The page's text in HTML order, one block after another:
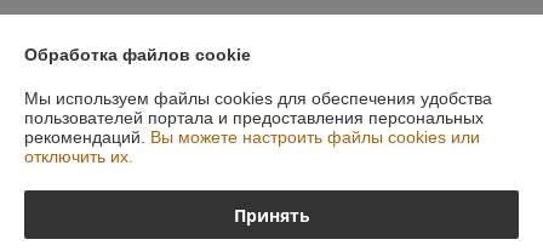
График работы
Полная версия сайта
Обработка файлов cookie
Мы используем файлы cookies для обеспечения удобства
пользователей портала и предоставления персональных
рекомендаций. Вы можете настроить файлы cookies или
отключить их.
Принять